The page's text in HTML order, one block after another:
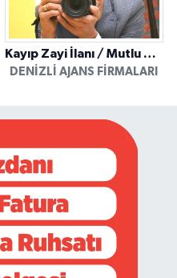
Kayıp Zayi İlanı / Mutlu Ajans / Denizli
DENIZLI AJANS FIRMALARI